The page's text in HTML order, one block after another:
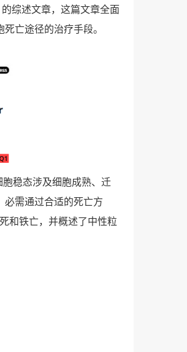
的综述文章，这篇文章全面
亡途径的治疗手段。
稳态涉及细胞成熟、迁
必需通过合适的死亡方
和铁亡，并概述了中性粒